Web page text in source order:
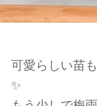
可愛らしい苗
✨